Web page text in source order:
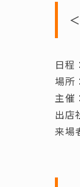
日程
場所
主催
出店
来場